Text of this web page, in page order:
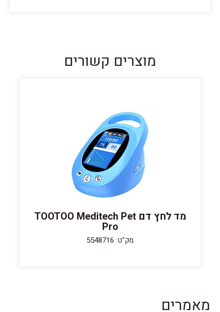
מוצרים קשורים
מד לחץ דם TOOTOO Meditech Pet
Pro
מק"ט: 5548716
מאמרים